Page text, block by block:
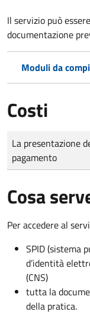
Il servizio può
documentazione
Moduli da
Costi
Tipo di pagamento
Importo
La presentazione
pagamento
Cosa
Per accedere al
SPID (sistema
d’identità
(CNS)
tutta la
della pratica.